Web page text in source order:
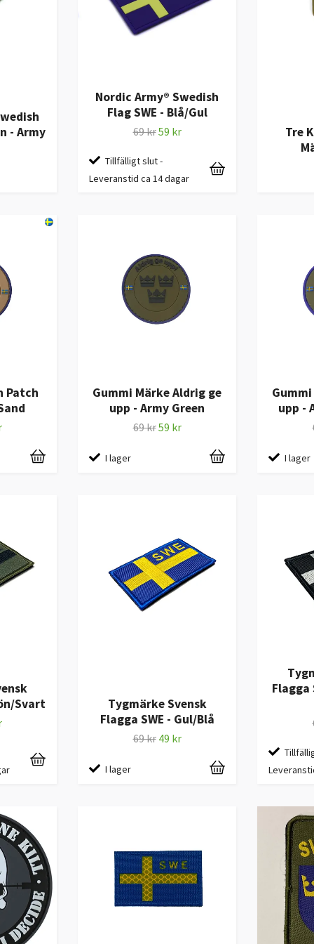
- Army
Nordic Army® Swedish
Flag SWE - Blå/Gul
69 kr59 kr
Tillfälligt slut -
Leveranstid ca 14 dagar
Tre
Patch
Gummi Märke Aldrig ge
upp - Army Green
69 kr59 kr
I lager
upp -
I lager
Svart
Tygmärke Svensk
Flagga SWE - Gul/Blå
69 kr 49 kr
I lager
Flagga